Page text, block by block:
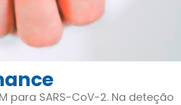
SARS-CoV-2. Na deteção